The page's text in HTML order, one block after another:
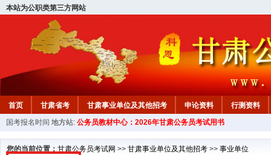
本站为公职类第三方网站
首页 甘肃省考 甘肃事业单位及其他招考 申论资料
行测资料
国考报名时间 地方站: 公务员教材中心：2026年甘肃公务员考试用书
您的当前位置： 甘肃公务员考试网 >> 甘肃事业单位及其他招考 >> 事业单位